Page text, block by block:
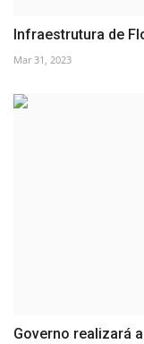
Infraestrutura de
Mar 31, 2023
Governo realizará